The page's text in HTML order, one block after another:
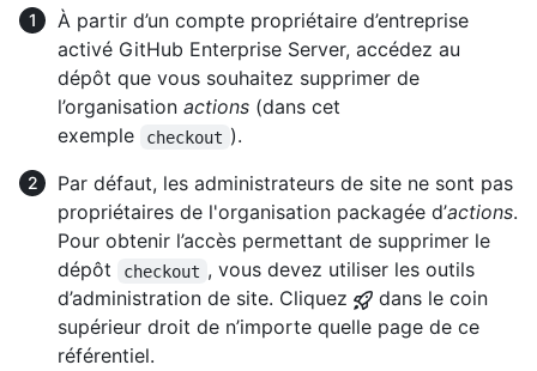
À partir d’un compte propriétaire d’entreprise
activé GitHub Enterprise Server, accédez au
dépôt que vous souhaitez supprimer de
l’organisation actions (dans cet
exemple
checkout ).
Par défaut, les administrateurs de site ne sont pas
propriétaires de l'organisation packagée d’actions.
Pour obtenir l’accès permettant de supprimer le
dépôt
checkout , vous devez utiliser les outils
d’administration de site. Cliquez
dans le coin
supérieur droit de n’importe quelle page de ce
référentiel.